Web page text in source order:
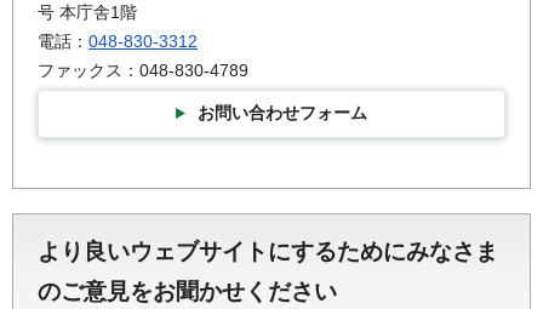
号 本庁舎1階
電話： 048-830-3312
ファックス：048-830-4789
お問い合わせフォーム
より良いウェブサイトにするためにみなさま
のご意見をお聞かせください